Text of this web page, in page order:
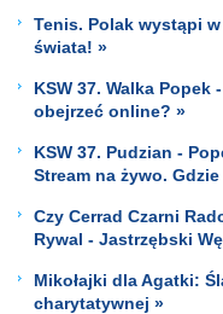
Tenis. Polak wystąpi
świata! »
KSW 37. Walka Popek
obejrzeć online? »
KSW 37. Pudzian -
Stream na żywo.
Czy Cerrad Czarni
Rywal - Jastrzębski
Mikołajki dla Agatki:
charytatywnej »